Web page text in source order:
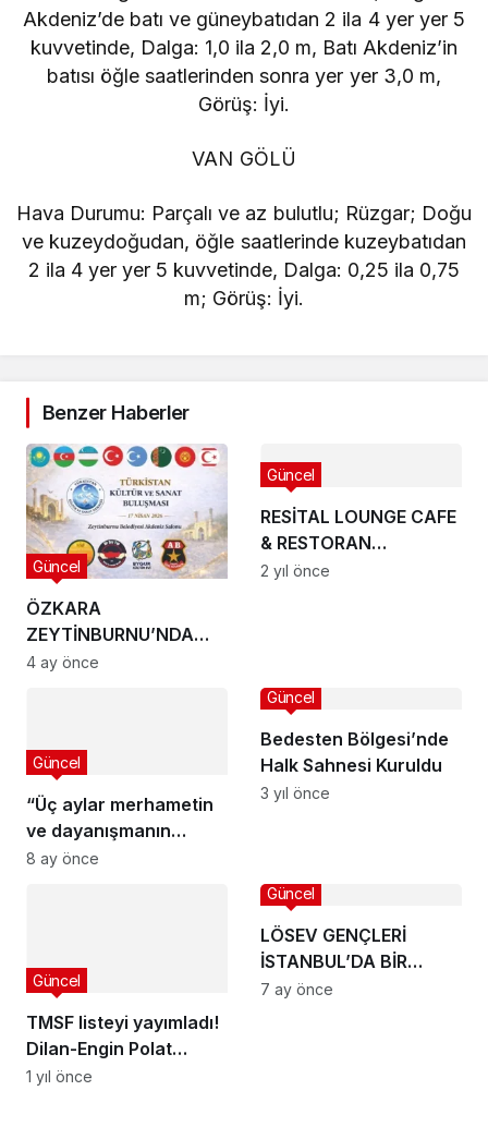
Akdeniz’de batı ve güneybatıdan 2 ila 4 yer yer 5
kuvvetinde, Dalga: 1,0 ila 2,0 m, Batı Akdeniz’in
batısı öğle saatlerinden sonra yer yer 3,0 m,
Görüş: İyi.
VAN GÖLÜ
Hava Durumu: Parçalı ve az bulutlu; Rüzgar; Doğu
ve kuzeydoğudan, öğle saatlerinde kuzeybatıdan
2 ila 4 yer yer 5 kuvvetinde, Dalga: 0,25 ila 0,75
m; Görüş: İyi.
Benzer Haberler
ÖZKARA
ZEYTİNBURNU’NDA
BİRLİK VURGUSU YAPTI
Güncel
4 ay önce
RESİTAL LOUNGE CAFE
& RESTORAN
DUALARLA AÇILDI
Güncel
2 yıl önce
“Üç aylar merhametin
ve dayanışmanın
vaktidir”
Güncel
8 ay önce
Bedesten Bölgesi’nde
Halk Sahnesi Kuruldu
Güncel
3 yıl önce
TMSF listeyi yayımladı!
Dilan-Engin Polat
cephesinden sert tepki
Güncel
1 yıl önce
LÖSEV GENÇLERİ
İSTANBUL’DA BİR
ARAYA GELDİ
Güncel
7 ay önce